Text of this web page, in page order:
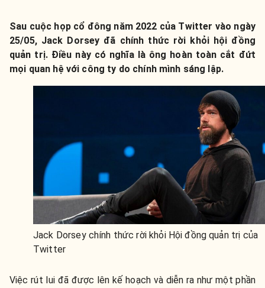
Sau cuộc họp cổ đông năm 2022 của Twitter vào ngày
25/05, Jack Dorsey đã chính thức rời khỏi hội đồng
quản trị. Điều này có nghĩa là ông hoàn toàn cắt đứt
mọi quan hệ với công ty do chính mình sáng lập.
Jack Dorsey chính thức rời khỏi Hội đồng quản trị của
Twitter
Việc rút lui đã được lên kế hoạch và diễn ra như một phần